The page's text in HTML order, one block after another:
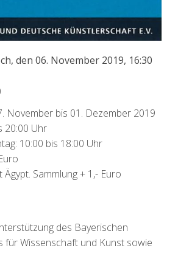
den 06. November 2019, 16:30
November bis 01. Dezember 2019
20:00 Uhr
10:00 bis 18:00 Uhr
Sammlung + 1,- Euro
des Bayerischen
für Wissenschaft und Kunst sowie